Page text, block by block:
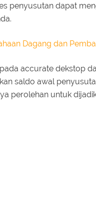
penyusutan dapat
Dagang dan
accurate dekstop
saldo awal
perolehan untuk